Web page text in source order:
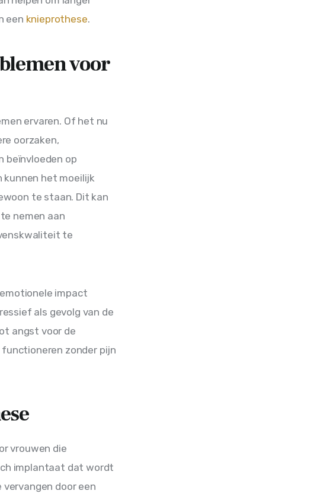
een knieprothese.
voor
ervaren. Of het nu
oorzaken,
beïnvloeden op
kunnen het moeilijk
te staan. Dit kan
nemen aan
te
impact
als gevolg van de
angst voor de
zonder pijn
vrouwen die
implantaat dat wordt
door een